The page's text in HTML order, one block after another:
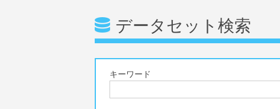
データセット検索
キーワード